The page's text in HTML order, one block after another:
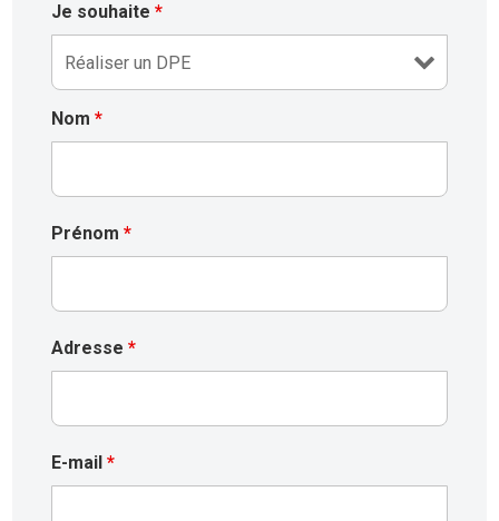
Je souhaite*
Nom*
Prénom*
Adresse*
E-mail*